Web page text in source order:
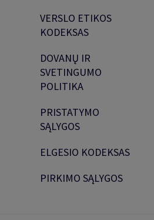
VERSLO ETIKOS
KODEKSAS
DOVANŲ IR
SVETINGUMO
POLITIKA
PRISTATYMO
SĄLYGOS
ELGESIO KODEKSAS
PIRKIMO SĄLYGOS